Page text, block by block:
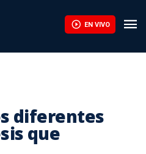
EN VIVO
diferentes
que